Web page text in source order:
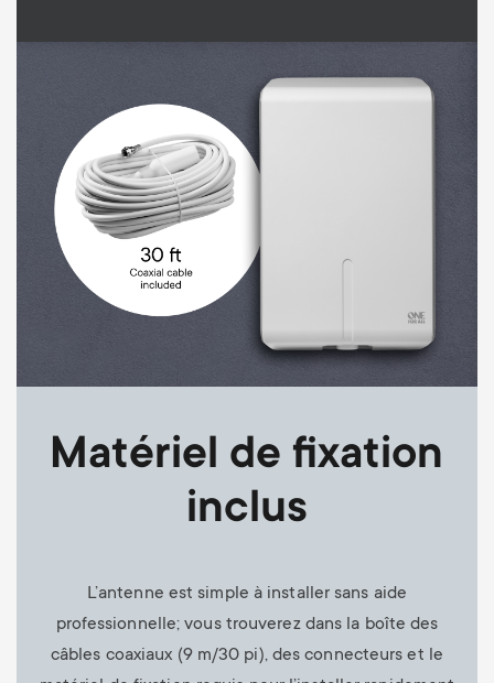
Matériel de fixation
inclus
L’antenne est simple à installer sans aide
professionnelle; vous trouverez dans la boîte des
câbles coaxiaux (9 m/30 pi), des connecteurs et le